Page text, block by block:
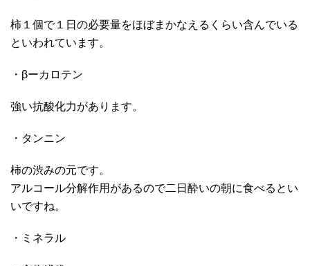
柿１個で１日の必要量をほぼまかなえるくらい含んでいる
といわれています。
・βーカロテン
強い抗酸化力があります。
・タンニン
柿の渋みの元です。
アルコール分解作用があるので二日酔いの朝に食べるとい
いですね。
・ミネラル